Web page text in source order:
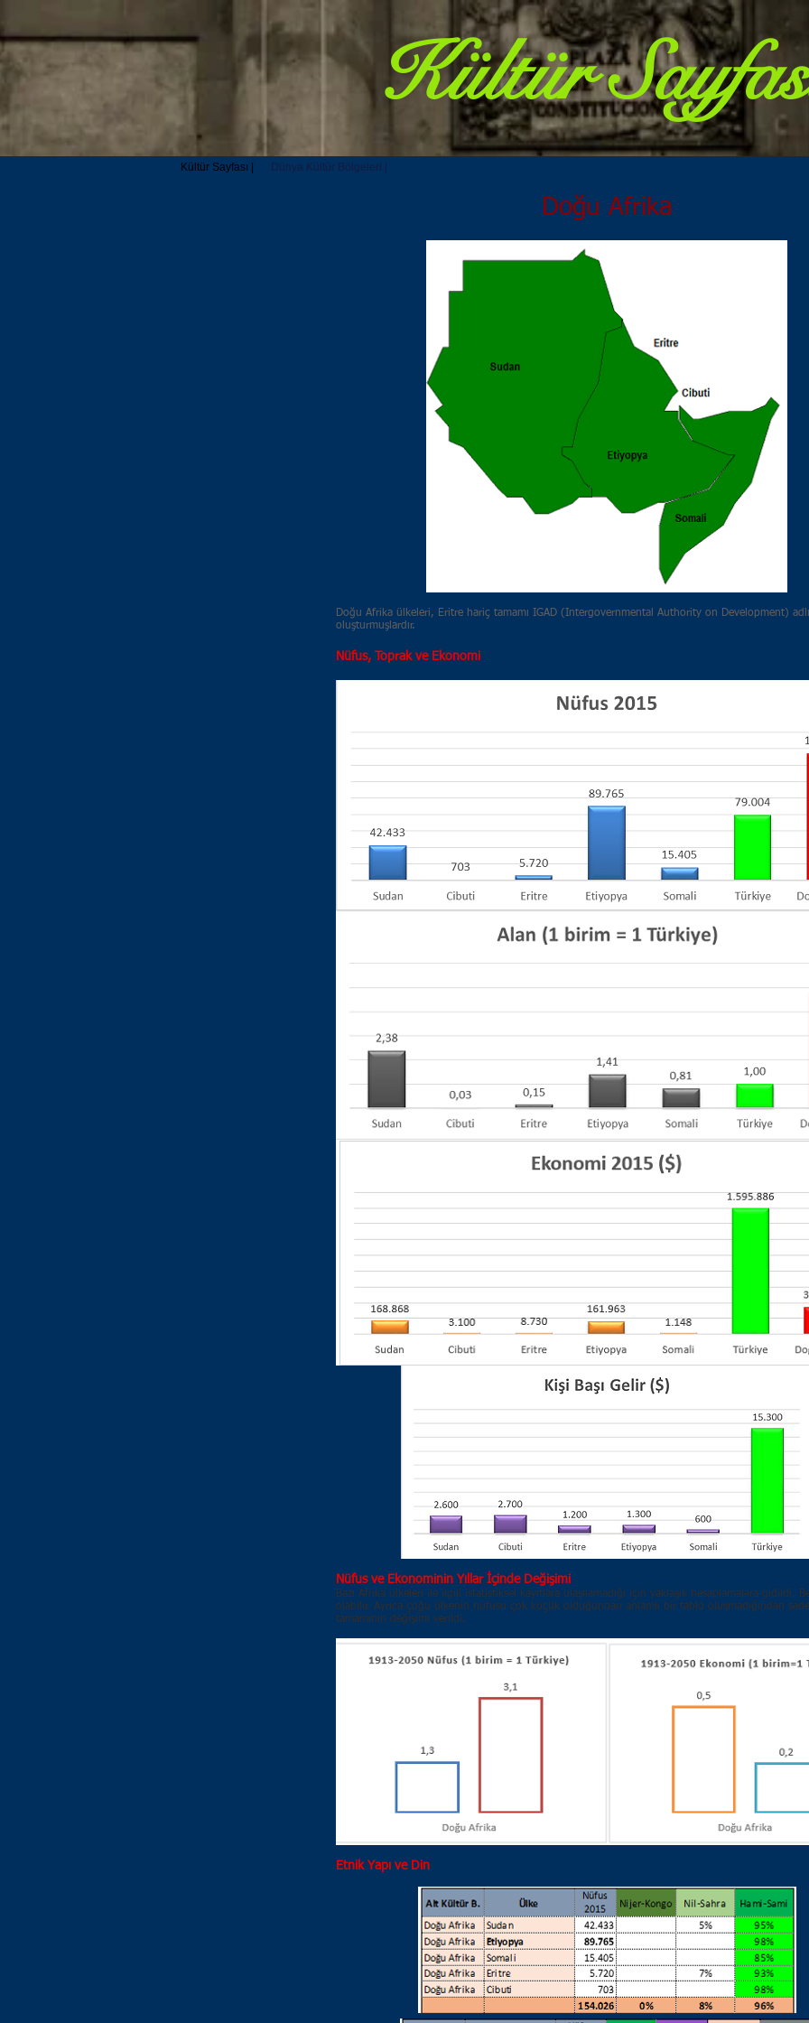
Kültür Sayfası | Dünya Kültür Bölgeleri |
Doğu Afrika
Doğu Afrika ülkeleri, Eritre hariç tamamı IGAD (Intergovernmental Authority on Development)
oluşturmuşlardır.
Nüfus, Toprak ve Ekonomi
Nüfus ve Ekonominin Yıllar İçinde Değişimi
Bazı Afrika ülkeleri ile ilgili istatistiksel kayıtlara ulaşılamadığı için yaklaşık hesaplamalara gidildi.
olabilir. Ayrıca çoğu ülkenin nüfusu çok küçük olduğundan anlamlı bir tablo oluşmadığından
tamamının değişimi verildi.
Etnik Yapı ve Din
Kültür